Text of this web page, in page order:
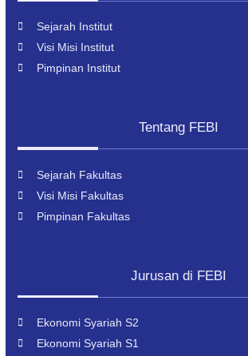
Sejarah Institut
Visi Misi Institut
Pimpinan Institut
Tentang FEBI
Sejarah Fakultas
Visi Misi Fakultas
Pimpinan Fakultas
Jurusan di FEBI
Ekonomi Syariah S2
Ekonomi Syariah S1